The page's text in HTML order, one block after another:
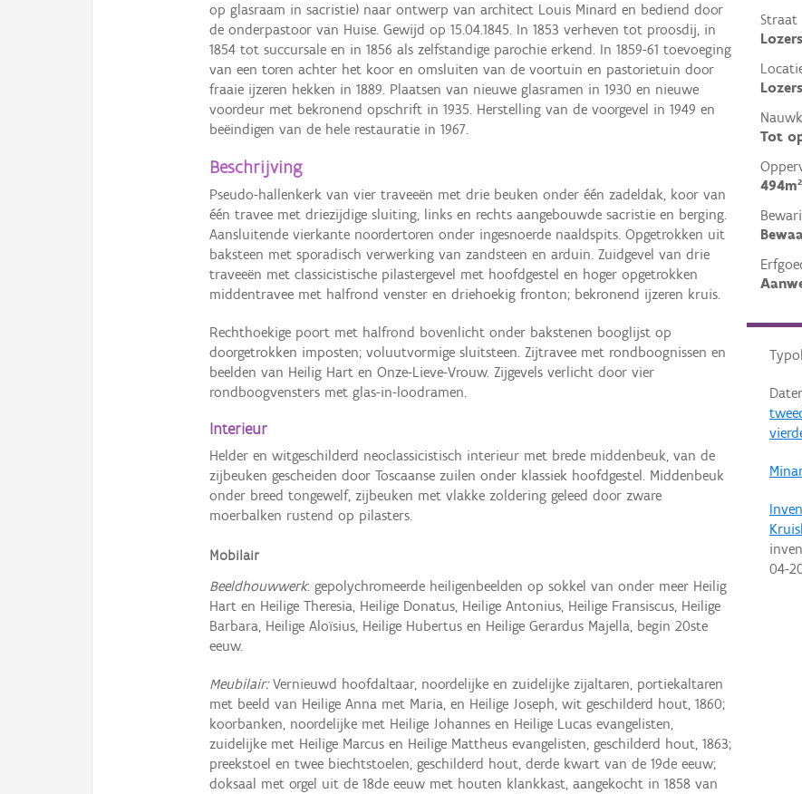
Straat
Tot
494m²
04-
op glasraam in sacristie) naar ontwerp van architect Louis Minard en bediend door
de onderpastoor van Huise. Gewijd op 15.04.1845. In 1853 verheven tot proosdij, in
1854 tot succursale en in 1856 als zelfstandige parochie erkend. In 1859-61 toevoeging
van een toren achter het koor en omsluiten van de voortuin en pastorietuin door
fraaie ijzeren hekken in 1889. Plaatsen van nieuwe glasramen in 1930 en nieuwe
voordeur met bekronend opschrift in 1935. Herstelling van de voorgevel in 1949 en
beëindigen van de hele restauratie in 1967.
Beschrijving
Pseudo-hallenkerk van vier traveeën met drie beuken onder één zadeldak, koor van
één travee met driezijdige sluiting, links en rechts aangebouwde sacristie en berging.
Aansluitende vierkante noordertoren onder ingesnoerde naaldspits. Opgetrokken uit
baksteen met sporadisch verwerking van zandsteen en arduin. Zuidgevel van drie
traveeën met classicistische pilastergevel met hoofdgestel en hoger opgetrokken
middentravee met halfrond venster en driehoekig fronton; bekronend ijzeren kruis.
Rechthoekige poort met halfrond bovenlicht onder bakstenen booglijst op
doorgetrokken imposten; voluutvormige sluitsteen. Zijtravee met rondboognissen en
beelden van Heilig Hart en Onze-Lieve-Vrouw. Zijgevels verlicht door vier
rondboogvensters met glas-in-loodramen.
Interieur
Helder en witgeschilderd neoclassicistisch interieur met brede middenbeuk, van de
zijbeuken gescheiden door Toscaanse zuilen onder klassiek hoofdgestel. Middenbeuk
onder breed tongewelf, zijbeuken met vlakke zoldering geleed door zware
moerbalken rustend op pilasters.
Mobilair
Beeldhouwwerk: gepolychromeerde heiligenbeelden op sokkel van onder meer Heilig
Hart en Heilige Theresia, Heilige Donatus, Heilige Antonius, Heilige Fransiscus, Heilige
Barbara, Heilige Aloïsius, Heilige Hubertus en Heilige Gerardus Majella, begin 20ste
eeuw.
Meubilair:Vernieuwd hoofdaltaar, noordelijke en zuidelijke zijaltaren, portiekaltaren
met beeld van Heilige Anna met Maria, en Heilige Joseph, wit geschilderd hout, 1860;
koorbanken, noordelijke met Heilige Johannes en Heilige Lucas evangelisten,
zuidelijke met Heilige Marcus en Heilige Mattheus evangelisten, geschilderd hout, 1863;
preekstoel en twee biechtstoelen, geschilderd hout, derde kwart van de 19de eeuw;
doksaal met orgel uit de 18de eeuw met houten klankkast, aangekocht in 1858 van